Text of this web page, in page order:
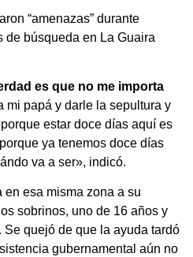
es que no me importa
mi papá y darle la sepultura y
estar doce días aquí es
ya tenemos doce días
va a ser», indicó.
en esa misma zona a su
sobrinos, uno de 16 años y
quejó de que la ayuda tardó
gubernamental aún no